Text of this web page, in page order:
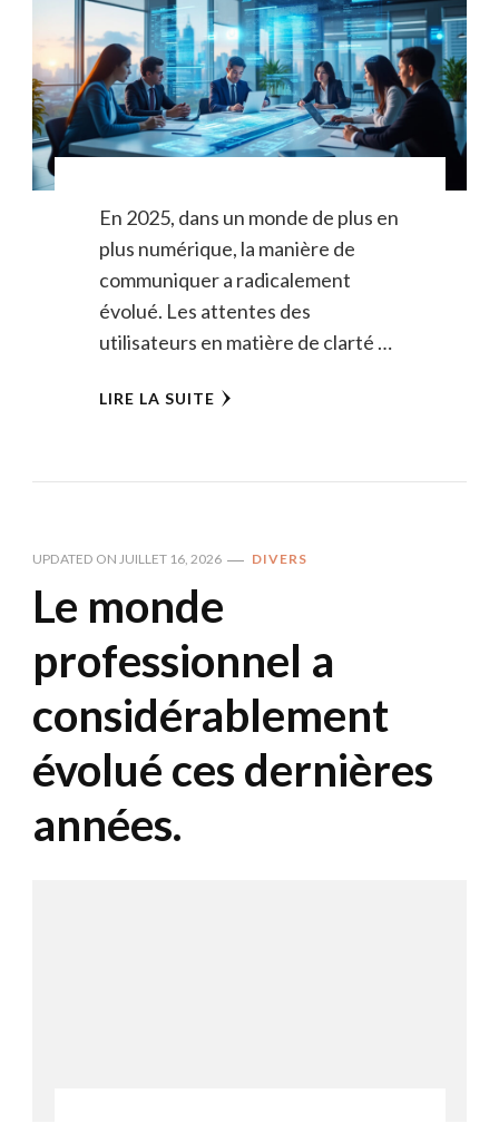
En 2025, dans un monde de plus en
plus numérique, la manière de
communiquer a radicalement
évolué. Les attentes des
utilisateurs en matière de clarté …
LIRE LA SUITE
UPDATED ON JUILLET 16, 2026 DIVERS
Le monde
professionnel a
considérablement
évolué ces dernières
années.